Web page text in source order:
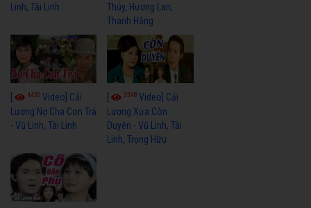
Linh, Tài Linh
Thủy, Hương Lan,
Thanh Hằng
4430 Video] Cải
Lương Nợ Cha Con Trả
- Vũ Linh, Tài Linh
3598Video] Cải
Lương Xưa Còn
Duyên - Vũ Linh, Tài
Linh, Trọng Hữu